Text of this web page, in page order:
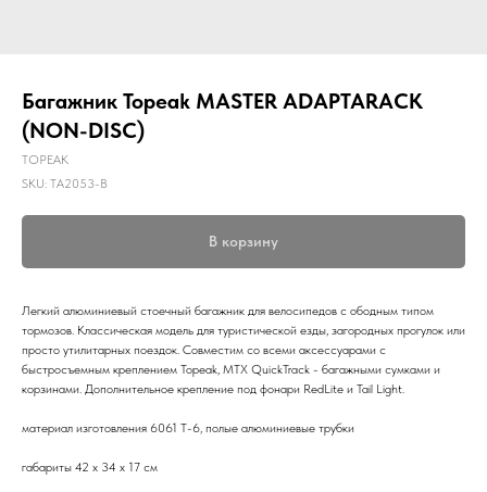
Багажник Topeak MASTER ADAPTARACK
(NON-DISC)
TOPEAK
SKU: TA2053-B
В корзину
Легкий алюминиевый стоечный багажник для велосипедов с ободным типом
тормозов. Классическая модель для туристической езды, загородных прогулок или
просто утилитарных поездок. Совместим со всеми аксессуарами с
быстросъемным креплением Topeak, MTX QuickTrack - багажными сумками и
корзинами. Дополнительное крепление под фонари RedLite и Tail Light.
материал изготовления 6061 Т-6, полые алюминиевые трубки
габариты 42 х 34 х 17 см